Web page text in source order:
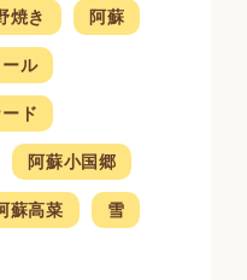
焼き 阿蘇
ル
ド
阿蘇小国郷
蘇高菜 雪